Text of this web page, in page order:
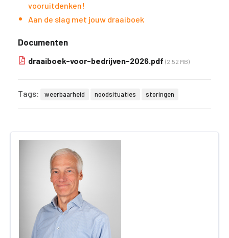
vooruitdenken!
Aan de slag met jouw draaiboek
Documenten
draaiboek-voor-bedrijven-2026.pdf (2.52 MB)
Tags: weerbaarheid noodsituaties storingen